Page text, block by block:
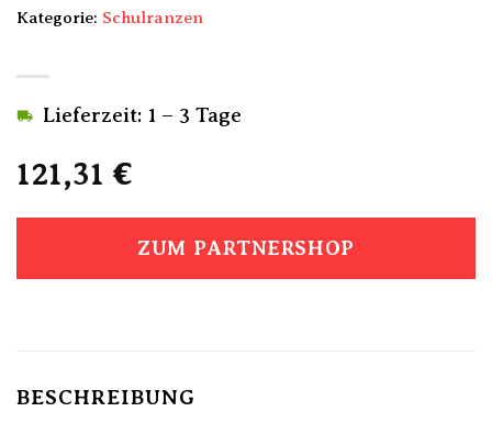
121,31 €
Lieferzeit: 1 – 3 Tage
ZUM PARTNERSHOP
Kategorie: Schulranzen
BESCHREIBUNG